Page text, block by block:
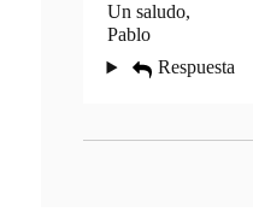
Un saludo,
Pablo
Respuesta